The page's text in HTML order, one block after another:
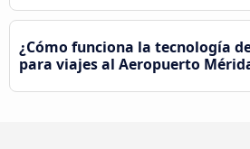
¿Cómo funciona la tecnología
para viajes al Aeropuerto